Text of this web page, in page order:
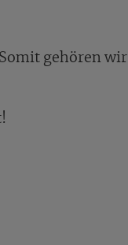
gehören